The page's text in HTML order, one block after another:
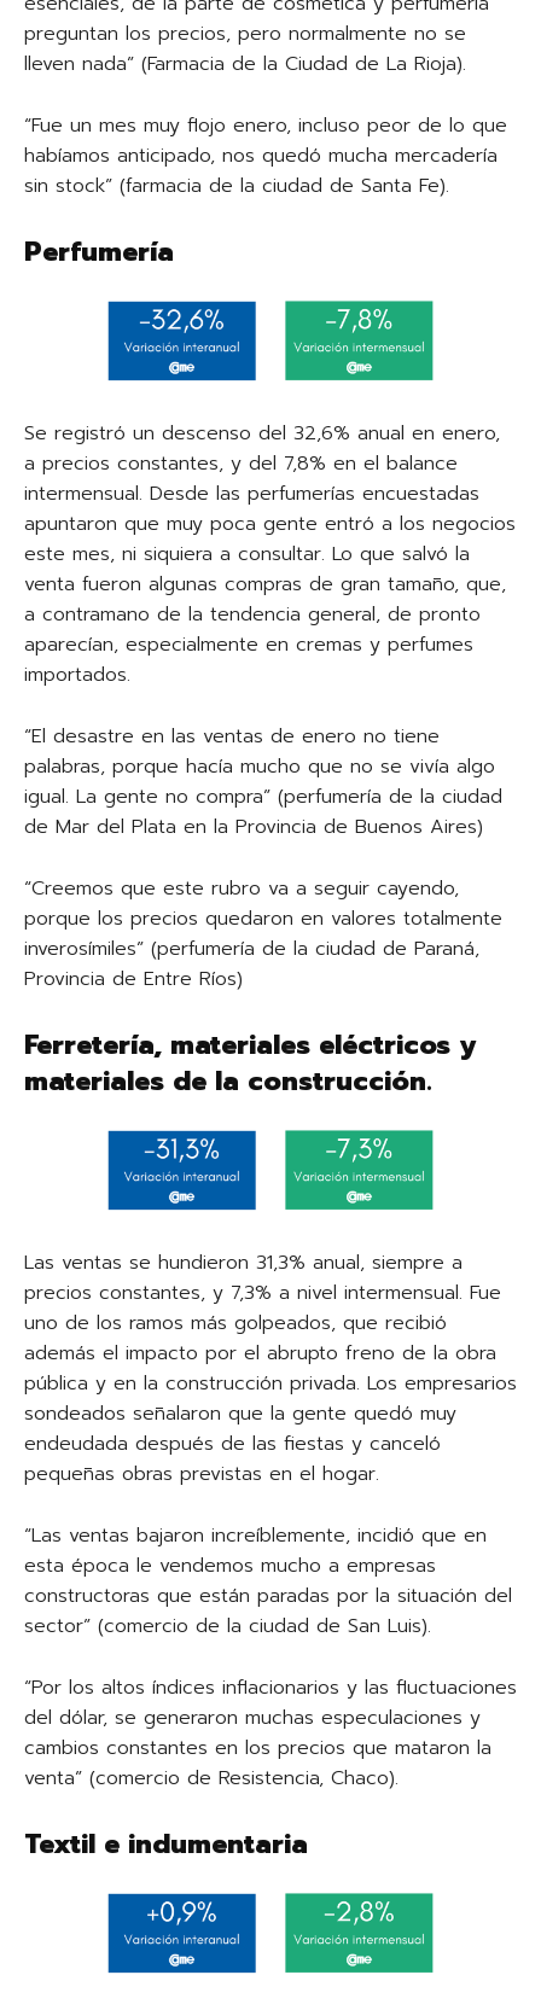
preguntan los precios, pero normalmente no se
lleven nada” (Farmacia de la Ciudad de La Rioja).
“Fue un mes muy flojo enero, incluso peor de lo que
habíamos anticipado, nos quedó mucha mercadería
sin stock” (farmacia de la ciudad de Santa Fe).
Perfumería
Se registró un descenso del 32,6% anual en enero,
a precios constantes, y del 7,8% en el balance
intermensual. Desde las perfumerías encuestadas
apuntaron que muy poca gente entró a los negocios
este mes, ni siquiera a consultar. Lo que salvó la
venta fueron algunas compras de gran tamaño, que,
a contramano de la tendencia general, de pronto
aparecían, especialmente en cremas y perfumes
importados.
“El desastre en las ventas de enero no tiene
palabras, porque hacía mucho que no se vivía algo
igual. La gente no compra” (perfumería de la ciudad
de Mar del Plata en la Provincia de Buenos Aires)
“Creemos que este rubro va a seguir cayendo,
porque los precios quedaron en valores totalmente
inverosímiles” (perfumería de la ciudad de Paraná,
Provincia de Entre Ríos)
Ferretería, materiales eléctricos y
materiales de la construcción.
Las ventas se hundieron 31,3% anual, siempre a
precios constantes, y 7,3% a nivel intermensual. Fue
uno de los ramos más golpeados, que recibió
además el impacto por el abrupto freno de la obra
pública y en la construcción privada. Los empresarios
sondeados señalaron que la gente quedó muy
endeudada después de las fiestas y canceló
pequeñas obras previstas en el hogar.
“Las ventas bajaron increíblemente, incidió que en
esta época le vendemos mucho a empresas
constructoras que están paradas por la situación del
sector” (comercio de la ciudad de San Luis).
“Por los altos índices inflacionarios y las fluctuaciones
del dólar, se generaron muchas especulaciones y
cambios constantes en los precios que mataron la
venta” (comercio de Resistencia, Chaco).
Textil e indumentaria